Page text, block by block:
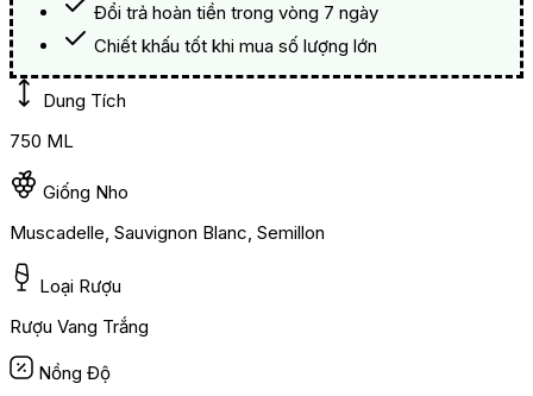
Đổi trả hoàn tiền trong vòng 7 ngày
Chiết khấu tốt khi mua số lượng lớn
Dung Tích
750 ML
Giống Nho
Muscadelle, Sauvignon Blanc, Semillon
Loại Rượu
Rượu Vang Trắng
Nồng Độ